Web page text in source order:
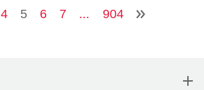
4 5 6 7 ... 904